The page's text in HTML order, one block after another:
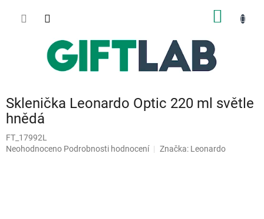
Sklenička Leonardo Optic 220 ml světle
hnědá
FT_17992L
Průměrné
Neohodnoceno Podrobnosti hodnocení Značka: Leonardo